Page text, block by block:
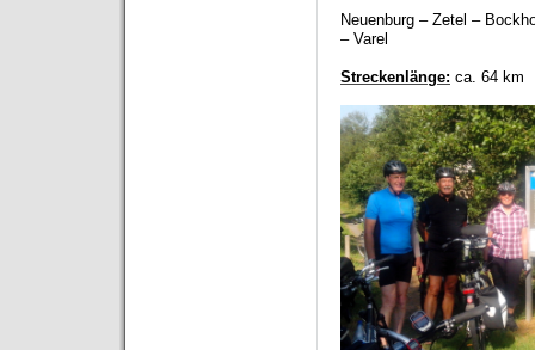
Neuenburg – Zetel –
– Varel
Streckenlänge: ca. 64 km